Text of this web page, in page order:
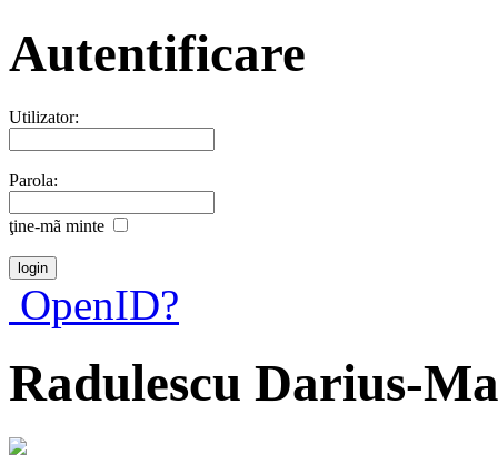
Autentificare
Utilizator:
Parola:
ţine-mã minte
OpenID?
Radulescu Darius-